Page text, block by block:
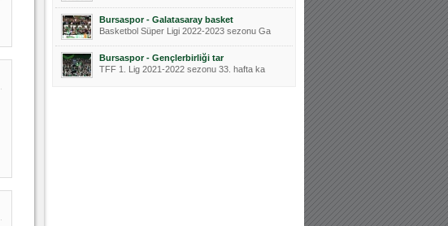
Bursaspor - Galatasaray basket
Basketbol Süper Ligi 2022-2023 sezonu Ga
Bursaspor - Gençlerbirliği tar
TFF 1. Lig 2021-2022 sezonu 33. hafta ka